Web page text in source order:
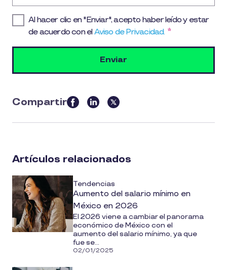
Al hacer clic en "Enviar", acepto haber leído y estar
de acuerdo con elAviso de Privacidad. *
Compartir
this
article
media
Artículos relacionados
Tendencias
Aumento del salario mínimo en
México en 2026
El 2026 viene a cambiar el panorama
económico de México con el
aumento del salario mínimo, ya que
fue se...
02/01/2025